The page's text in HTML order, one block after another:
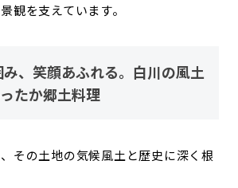
観を支えています。
、笑顔あふれる。白川の風土
たか郷土料理
その土地の気候風土と歴史に深く根